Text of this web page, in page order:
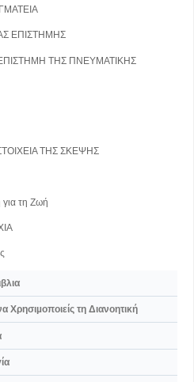
ΕΠΙΣΤΗΜΗΣ
ΤΗΣ ΠΝΕΥΜΑΤΙΚΗΣ
ΤΗΣ ΣΚΕΨΗΣ
τη Ζωή
Χρησιµοποιείς τη Διανοητική